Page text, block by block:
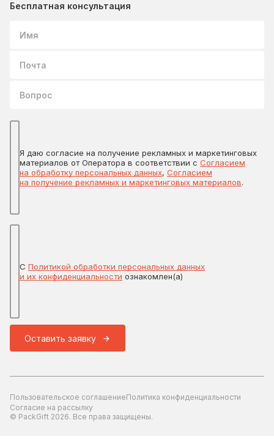
Бесплатная консультация
Я даю согласие на получение рекламных и маркетинговых
материалов от Оператора в соответствии с Согласием
на обработку персональных данных, Согласием
на получение рекламных и маркетинговых материалов.
С Политикой обработки персональных данных
и их конфиденциальности ознакомлен(а)
Оставить заявку
Пользовательское соглашениеПолитика конфиденциальности
Согласие на рассылку
© PackGift 2026. Все права защищены.